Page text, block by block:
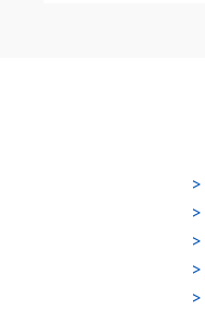
>
>
>
>
>